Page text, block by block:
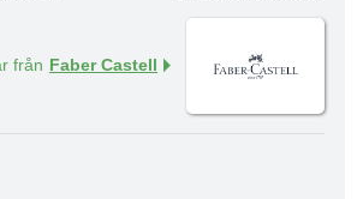
från Faber Castell